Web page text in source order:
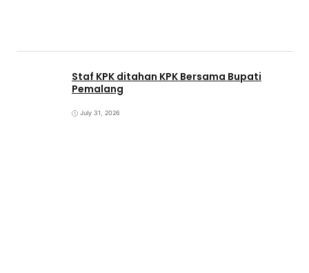
Staf KPK ditahan KPK Bersama Bupati
Pemalang
July 31, 2026